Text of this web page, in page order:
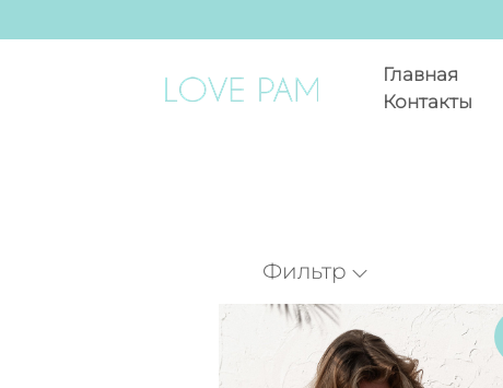
Главная
Контакты
Фильтр